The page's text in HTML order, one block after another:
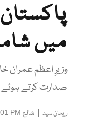
میں
وزیرِ اعظم عمران
صدارت کرتے
ریحان سید | شائع PM